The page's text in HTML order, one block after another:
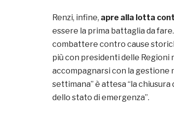
Renzi, infine, apre alla lotta
essere la prima battaglia da
combattere contro cause
più con presidenti delle Regioni
accompagnarsi con la gestione
settimana” è attesa “la
dello stato di emergenza”.